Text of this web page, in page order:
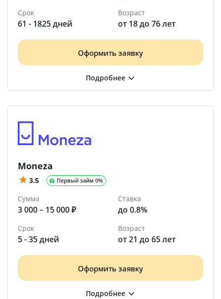
Срок
61 - 1825 дней
Возраст
от 18 до 76 лет
Оформить заявку
Moneza
3.5 Первый займ 0%
Сумма
3 000 – 15 000 ₽
Ставка
до 0.8%
Срок
5 - 35 дней
Возраст
от 21 до 65 лет
Оформить заявку